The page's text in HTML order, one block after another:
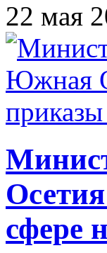
22 мая
сфере